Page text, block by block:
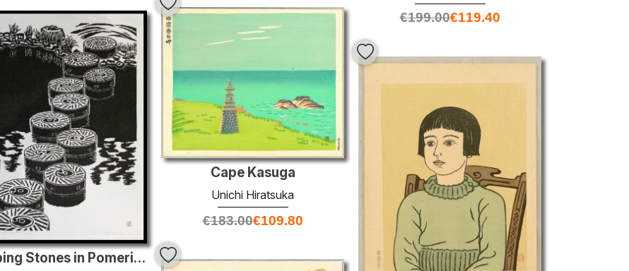
€199.00€119.40
Cape Kasuga
Unichi Hiratsuka
€183.00€109.80
Stepping Stones in Pomeriggio, Nara Isui-it